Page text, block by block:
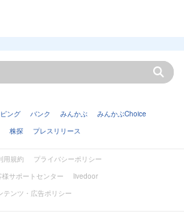
ング バンク みんかぶ
みんかぶChoice
株探 プレスリリース
用規約
プライバシーポリシー
サポートセンター
livedoor
テンツ・広告ポリシー